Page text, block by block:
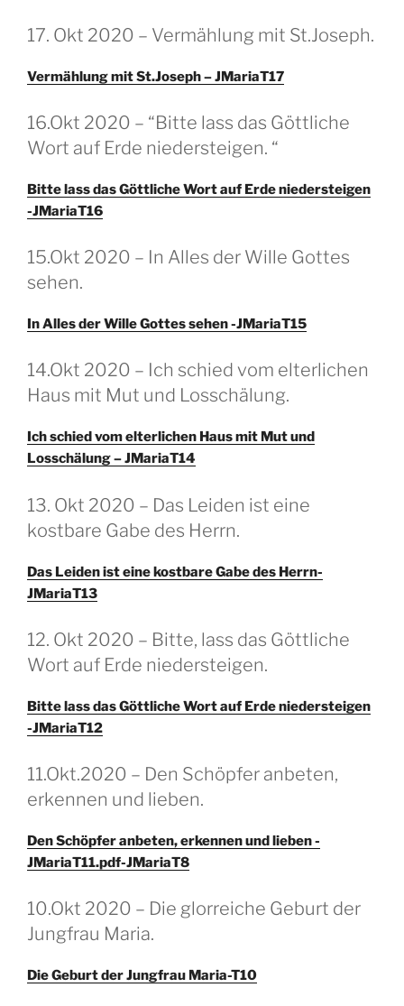
GEPLAATST
OP
17. Okt 2020 – Vermählung mit St.Joseph.
Vermählung mit St.Joseph – JMariaT17
GEPLAATST
OP
16.Okt 2020 – “Bitte lass das Göttliche
Wort auf Erde niedersteigen. “
Bitte lass das Göttliche Wort auf Erde niedersteigen
-JMariaT16
GEPLAATST
OP
15.Okt 2020 – In Alles der Wille Gottes
sehen.
In Alles der Wille Gottes sehen -JMariaT15
GEPLAATST
OP
14.Okt 2020 – Ich schied vom elterlichen
Haus mit Mut und Losschälung.
Ich schied vom elterlichen Haus mit Mut und
Losschälung – JMariaT14
GEPLAATST
OP
13. Okt 2020 – Das Leiden ist eine
kostbare Gabe des Herrn.
Das Leiden ist eine kostbare Gabe des Herrn-
JMariaT13
GEPLAATST
OP
12. Okt 2020 – Bitte, lass das Göttliche
Wort auf Erde niedersteigen.
Bitte lass das Göttliche Wort auf Erde niedersteigen
-JMariaT12
GEPLAATST
OP
11.Okt.2020 – Den Schöpfer anbeten,
erkennen und lieben.
Den Schöpfer anbeten, erkennen und lieben -
JMariaT11.pdf-JMariaT8
GEPLAATST
OP
10.Okt 2020 – Die glorreiche Geburt der
Jungfrau Maria.
Die Geburt der Jungfrau Maria-T10